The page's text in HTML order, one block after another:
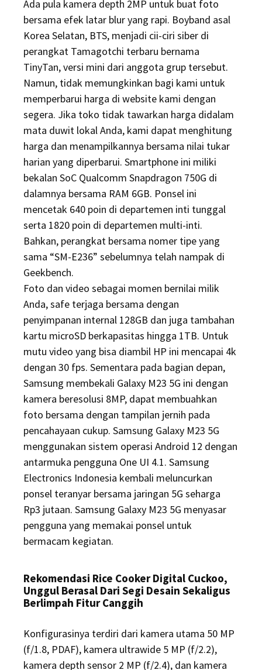
Ada pula kamera depth 2MP untuk buat foto
bersama efek latar blur yang rapi. Boyband asal
Korea Selatan, BTS, menjadi cii-ciri siber di
perangkat Tamagotchi terbaru bernama
TinyTan, versi mini dari anggota grup tersebut.
Namun, tidak memungkinkan bagi kami untuk
memperbarui harga di website kami dengan
segera. Jika toko tidak tawarkan harga didalam
mata duwit lokal Anda, kami dapat menghitung
harga dan menampilkannya bersama nilai tukar
harian yang diperbarui. Smartphone ini miliki
bekalan SoC Qualcomm Snapdragon 750G di
dalamnya bersama RAM 6GB. Ponsel ini
mencetak 640 poin di departemen inti tunggal
serta 1820 poin di departemen multi-inti.
Bahkan, perangkat bersama nomer tipe yang
sama “SM-E236” sebelumnya telah nampak di
Geekbench.
Foto dan video sebagai momen bernilai milik
Anda, safe terjaga bersama dengan
penyimpanan internal 128GB dan juga tambahan
kartu microSD berkapasitas hingga 1TB. Untuk
mutu video yang bisa diambil HP ini mencapai 4k
dengan 30 fps. Sementara pada bagian depan,
Samsung membekali Galaxy M23 5G ini dengan
kamera beresolusi 8MP, dapat membuahkan
foto bersama dengan tampilan jernih pada
pencahayaan cukup. Samsung Galaxy M23 5G
menggunakan sistem operasi Android 12 dengan
antarmuka pengguna One UI 4.1. Samsung
Electronics Indonesia kembali meluncurkan
ponsel teranyar bersama jaringan 5G seharga
Rp3 jutaan. Samsung Galaxy M23 5G menyasar
pengguna yang memakai ponsel untuk
bermacam kegiatan.
Rekomendasi Rice Cooker Digital Cuckoo,
Unggul Berasal Dari Segi Desain Sekaligus
Berlimpah Fitur Canggih
Konfigurasinya terdiri dari kamera utama 50 MP
(f/1.8, PDAF), kamera ultrawide 5 MP (f/2.2),
kamera depth sensor 2 MP (f/2.4), dan kamera